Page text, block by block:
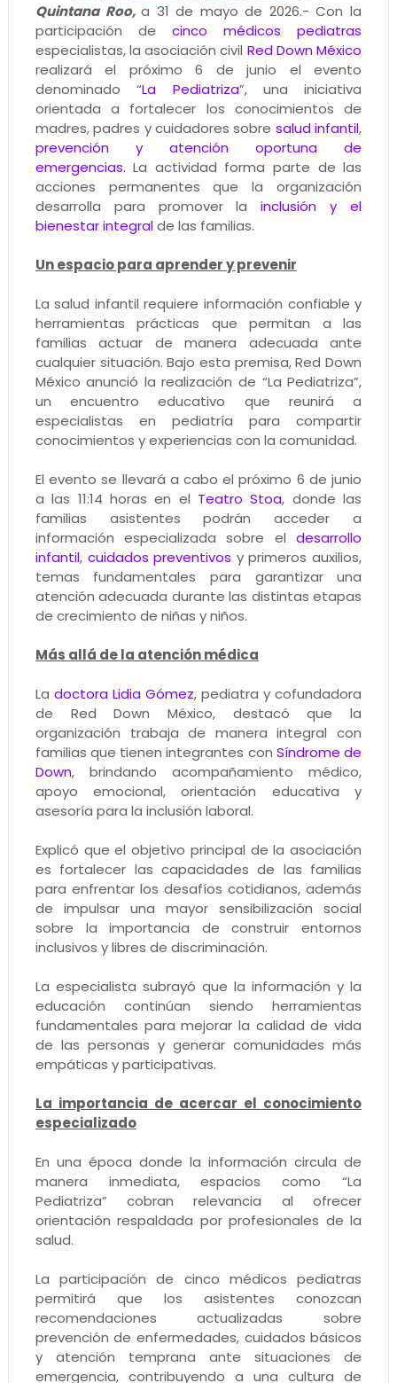
Quintana Roo,a 31 de mayo de 2026.- Con la
participación de cinco médicos pediatras
especialistas, la asociación civil Red Down México
realizará el próximo 6 de junio el evento
denominado “La Pediatriza”, una iniciativa
orientada a fortalecer los conocimientos de
madres, padres y cuidadores sobre salud infantil,
prevención y atención oportuna de
emergencias. La actividad forma parte de las
acciones permanentes que la organización
desarrolla para promover lainclusión y el
bienestar integralde las familias.
Un espacio para aprender y prevenir
La salud infantil requiere información confiable y
herramientas prácticas que permitan a las
familias actuar de manera adecuada ante
cualquier situación. Bajo esta premisa, Red Down
México anunció la realización de “La Pediatriza”,
un encuentro educativo que reunirá a
especialistas en pediatría para compartir
conocimientos y experiencias con la comunidad.
El evento se llevará a cabo el próximo 6 de junio
a las 11:14 horas en el Teatro Stoa, donde las
familias asistentes podrán acceder a
información especializada sobre eldesarrollo
infantil, cuidados preventivos y primeros auxilios,
temas fundamentales para garantizar una
atención adecuada durante las distintas etapas
de crecimiento de niñas y niños.
Más allá de la atención médica
La doctora Lidia Gómez, pediatra y cofundadora
de Red Down México, destacó que la
organización trabaja de manera integral con
familias que tienen integrantes con Síndrome de
Down, brindando acompañamiento médico,
apoyo emocional, orientación educativa y
asesoría para la inclusión laboral.
Explicó que el objetivo principal de la asociación
es fortalecer las capacidades de las familias
para enfrentar los desafíos cotidianos, además
de impulsar una mayor sensibilización social
sobre la importancia de construir entornos
inclusivos y libres de discriminación.
La especialista subrayó que la información y la
educación continúan siendo herramientas
fundamentales para mejorar la calidad de vida
de las personas y generar comunidades más
empáticas y participativas.
La importancia de acercar el conocimiento
especializado
En una época donde la información circula de
manera inmediata, espacios como “La
Pediatriza” cobran relevancia al ofrecer
orientación respaldada por profesionales de la
salud.
La participación de cinco médicos pediatras
permitirá que los asistentes conozcan
recomendaciones actualizadas sobre
prevención de enfermedades, cuidados básicos
y atención temprana ante situaciones de
emergencia, contribuyendo a una cultura de